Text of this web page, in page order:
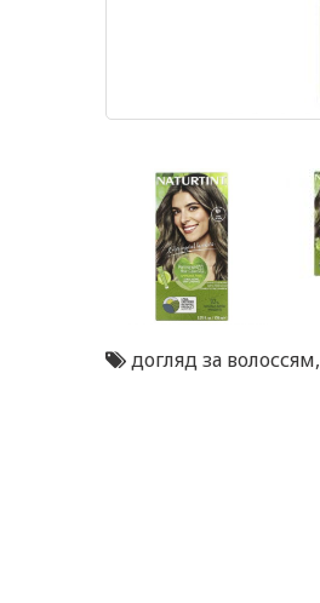
догляд за волоссям,